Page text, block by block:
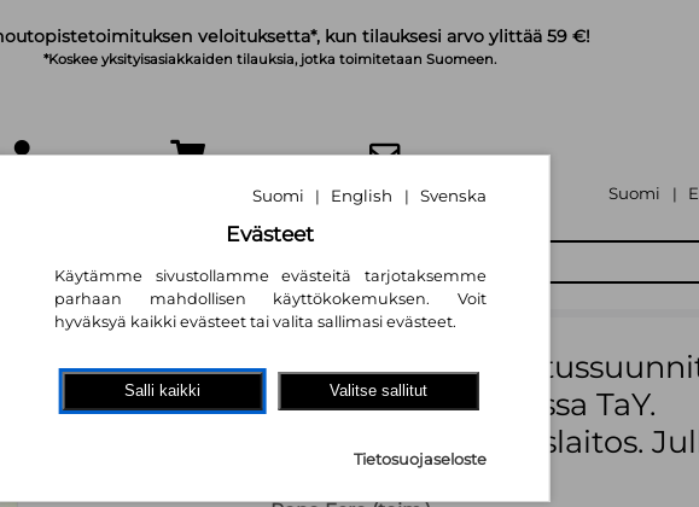
veloituksetta*, kun tilauksesi arvo ylittää 59 €!
*Koskee yksityisasiakkaiden tilauksia, jotka toimitetaan Suomeen.
TILAA UUTISKIRJE Suomi |
Opettajuus ja
koulun muutoksessa TaY.
Opettajankoulutuslaitos.
Suomi | English | Svenska
Evästeet
Käytämme sivustollamme evästeitä tarjotaksemme
parhaan mahdollisen käyttökokemuksen. Voit
hyväksyä kaikki evästeet tai valita sallimasi evästeet.
Salli kaikki Valitse sallitut
Tietosuojaseloste